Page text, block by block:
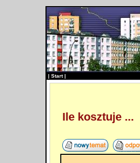
| Start|
Ile kosztuje ...